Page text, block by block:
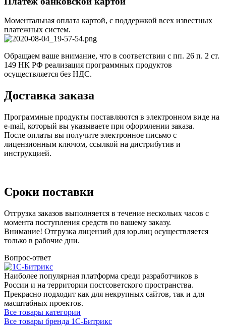
Моментальная оплата картой, с поддержкой всех известных
платежных систем.
Обращаем ваше внимание, что в соответствии с пп. 26 п. 2 ст.
149 НК РФ реализация программных продуктов
осуществляется без НДС.
Доставка заказа
Программные продукты поставляются в электронном виде на
e-mail, который вы указываете при оформлении заказа.
После оплаты вы получите электронное письмо с
лицензионным ключом, ссылкой на дистрибутив и
инструкцией.
Сроки поставки
Отгрузка заказов выполняется в течение нескольих часов с
момента поступления средств по вашему заказу.
Внимание! Отгрузка лицензий для юр.лиц осуществляется
только в рабочие дни.
Вопрос-ответ
Наиболее популярная платформа среди разработчиков в
России и на территории постсоветского пространства.
Прекрасно подходит как для некрупных сайтов, так и для
масштабных проектов.
Все товары категории
Все товары бренда 1C-Битрикс